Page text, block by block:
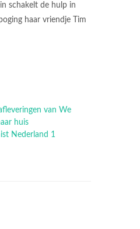
schakelt de hulp in
haar vriendje Tim
van We
huis
Nederland 1